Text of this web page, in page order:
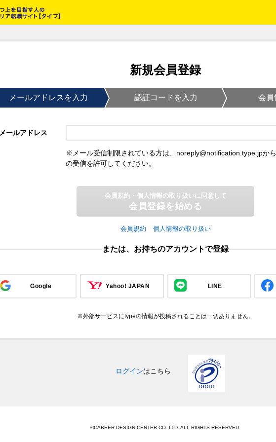
新規会員登録
メールアドレスを入力 認証コードを入力 会員
メールアドレス
※メール受信制限されている方は、noreply@notification.type.jpから
の受信を許可してください。
会員規約・個人情報の取り扱いに同意して
会員登録を始める
会員規約 個人情報の取り扱い
または、お持ちのアカウントで登録
Google Yahoo! JAPAN LINE
※外部サービスにtypeの情報が投稿されることは一切ありません。
ログインはこちら
©CAREER DESIGN CENTER CO.,LTD. ALL RIGHTS RESERVED.